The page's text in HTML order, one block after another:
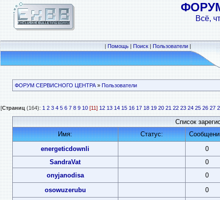
Всё,
|Помощь|Поиск|Пользователи|
ФОРУМ СЕРВИСНОГО ЦЕНТРА» Пользователи
[Страниц(164):1 2 3 4 5 6 7 8 9 10 [11] 12 13 14 15 16 17 18 19 20 21 22 23 24 25 26 27
Список
Имя:
Статус:
energeticdownli
0
SandraVat
0
onyjanodisa
0
osowuzerubu
0